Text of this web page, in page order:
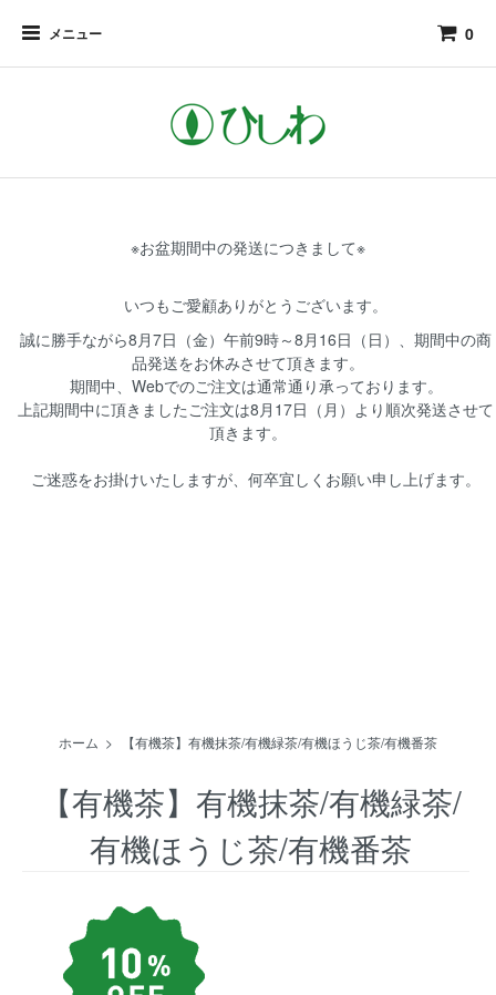
メニュー 0
※お盆期間中の発送につきまして※
いつもご愛顧ありがとうございます。
誠に勝手ながら8月7日（金）午前9時～8月16日（日）、期間中の商
品発送をお休みさせて頂きます。
期間中、Webでのご注文は通常通り承っております。
上記期間中に頂きましたご注文は8月17日（月）より順次発送させて
頂きます。
ご迷惑をお掛けいたしますが、何卒宜しくお願い申し上げます。
ホーム > 【有機茶】有機抹茶/有機緑茶/有機ほうじ茶/有機番茶
【有機茶】有機抹茶/有機緑茶/
有機ほうじ茶/有機番茶